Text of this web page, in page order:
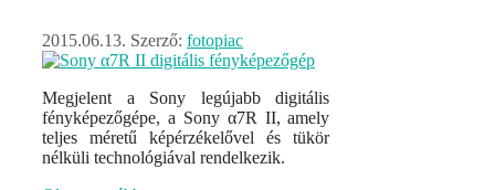
2015.06.13. Szerző: fotopiac
Megjelent a Sony legújabb digitális
fényképezőgépe, a Sony α7R II, amely
teljes méretű képérzékelővel és tükör
nélküli technológiával rendelkezik.